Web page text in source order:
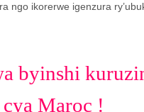
ngo ikorerwe igenzura
byinshi
Maroc !